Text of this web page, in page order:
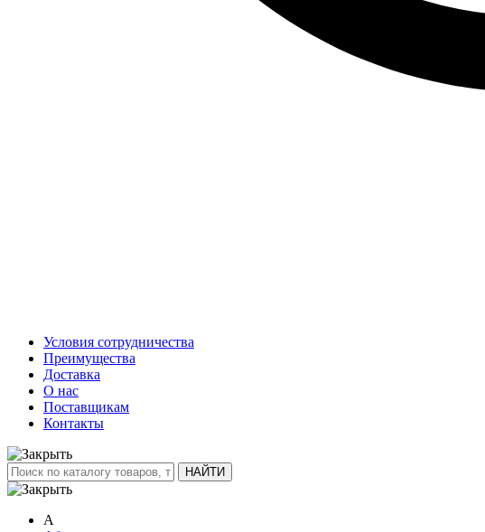
Условия сотрудничества
Преимущества
Доставка
О нас
Поставщикам
Контакты
А